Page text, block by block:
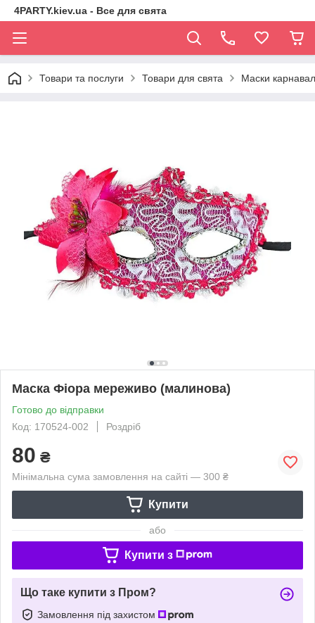
4PARTY.kiev.ua - Все для свята
Товари та послуги Товари для свята Маски
Маска Фіора мереживо (малинова)
Готово до відправки
Код: 170524-002
Роздріб
80 ₴
Мінімальна сума замовлення на сайті — 300 ₴
Купити
або
Купити з
Що таке купити з Пром?
Замовлення під захистом